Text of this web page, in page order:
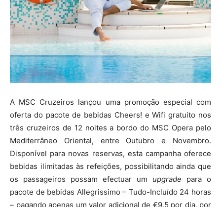
A MSC Cruzeiros lançou uma promoção especial com
oferta do pacote de bebidas Cheers! e Wifi gratuito nos
três cruzeiros de 12 noites a bordo do MSC Opera pelo
Mediterrâneo Oriental, entre Outubro e Novembro.
Disponível para novas reservas, esta campanha oferece
bebidas ilimitadas às refeições, possibilitando ainda que
os passageiros possam efectuar um upgrade para o
pacote de bebidas Allegrissimo – Tudo-Incluído 24 horas
– pagando apenas um valor adicional de €9.5 por dia, por